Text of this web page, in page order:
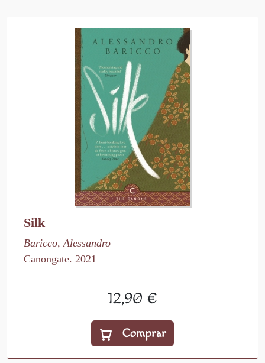
Silk
Baricco, Alessandro
Canongate. 2021
12,90 €
Comprar